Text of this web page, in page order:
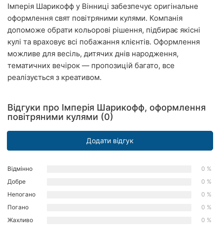
Хмельницький
Рівне
Одеса
Київ
Запоріжжя
Дніпро
Львів
Ріг
Імперія Шарикофф у Вінниці забезпечує оригінальне
оформлення свят повітряними кулями. Компанія
допоможе обрати кольорові рішення, підбирає якісні
кулі та враховує всі побажання клієнтів. Оформлення
можливе для весіль, дитячих днів народження,
тематичних вечірок — пропозицій багато, все
реалізується з креативом.
Відгуки про Імперія Шарикофф, оформлення
повітряними кулями (0)
Додати відгук
Відмінно
0 %
Добре
0 %
Непогано
0 %
Погано
0 %
Жахливо
0 %